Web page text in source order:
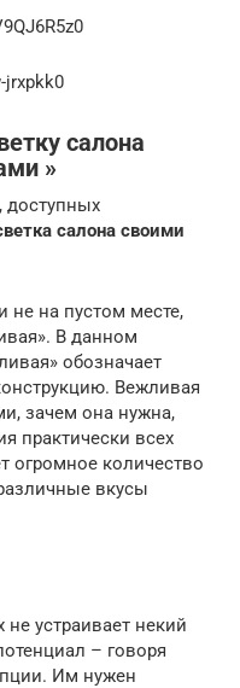
jrxpkk0
салона
»
доступных
салона своими
не на пустом месте,
В данном
обозначает
Вежливая
зачем она нужна,
практически всех
огромное количество
вкусы
устраивает некий
– говоря
Им нужен